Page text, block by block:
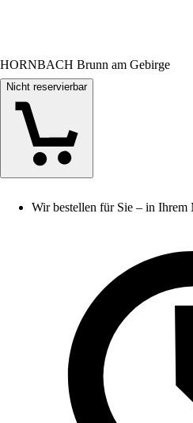
HORNBACH Brunn am Gebirge
Nicht reservierbar
Wir bestellen für Sie – in